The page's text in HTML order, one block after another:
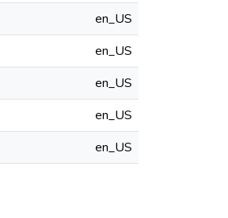
en_US
en_US
en_US
en_US
en_US